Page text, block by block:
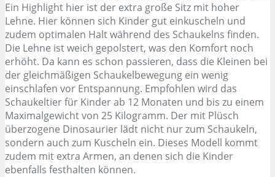
Ein Highlight hier ist der extra große Sitz mit hoher
Lehne. Hier können sich Kinder gut einkuscheln und
zudem optimalen Halt während des Schaukelns finden.
Die Lehne ist weich gepolstert, was den Komfort noch
erhöht. Da kann es schon passieren, dass die Kleinen bei
der gleichmäßigen Schaukelbewegung ein wenig
einschlafen vor Entspannung. Empfohlen wird das
Schaukeltier für Kinder ab 12 Monaten und bis zu einem
Maximalgewicht von 25 Kilogramm. Der mit Plüsch
überzogene Dinosaurier lädt nicht nur zum Schaukeln,
sondern auch zum Kuscheln ein. Dieses Modell kommt
zudem mit extra Armen, an denen sich die Kinder
ebenfalls festhalten können.